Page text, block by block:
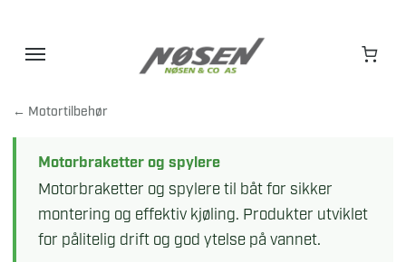
← Motortilbehør
Motorbraketter og spylere
Motorbraketter og spylere til båt for sikker
montering og effektiv kjøling. Produkter utviklet
for pålitelig drift og god ytelse på vannet.